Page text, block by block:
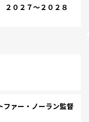
０２７～２０２８
ァー・ノーラン監督